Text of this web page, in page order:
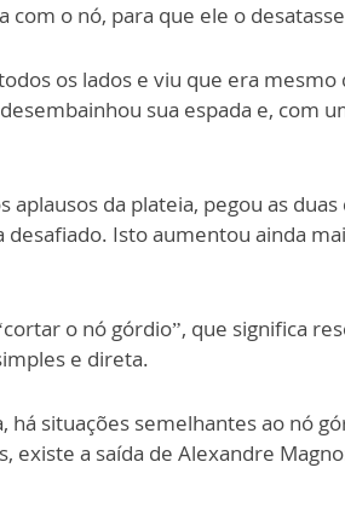
com o nó, para que ele o
os lados e viu que era
sua espada e, com
aplausos da plateia, pegou as
desafiado. Isto aumentou ainda
o nó górdio”, que significa
e direta.
há situações semelhantes ao nó
existe a saída de Alexandre